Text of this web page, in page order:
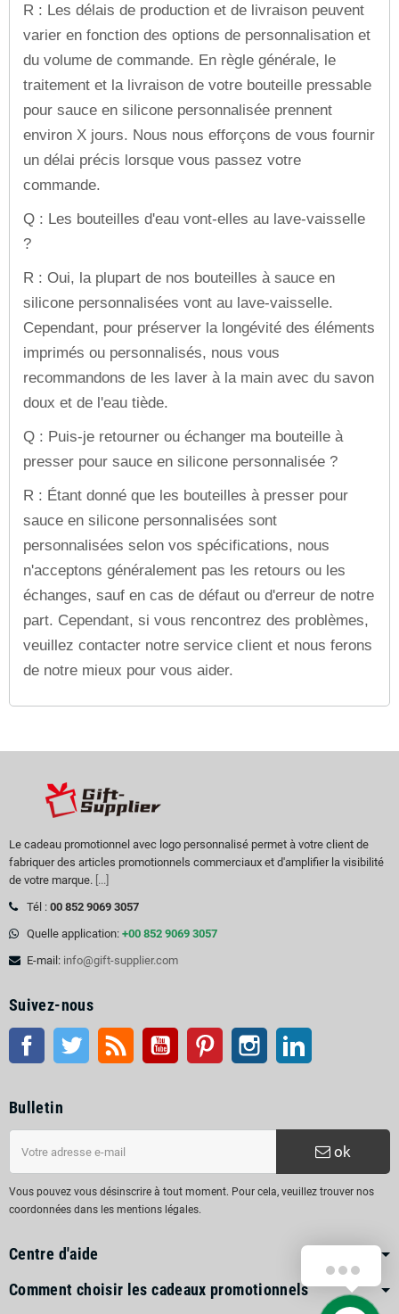
R : Les délais de production et de livraison peuvent
varier en fonction des options de personnalisation et
du volume de commande. En règle générale, le
traitement et la livraison de votre bouteille pressable
pour sauce en silicone personnalisée prennent
environ X jours. Nous nous efforçons de vous fournir
un délai précis lorsque vous passez votre
commande.
Q : Les bouteilles d'eau vont-elles au lave-vaisselle
?
R : Oui, la plupart de nos bouteilles à sauce en
silicone personnalisées vont au lave-vaisselle.
Cependant, pour préserver la longévité des éléments
imprimés ou personnalisés, nous vous
recommandons de les laver à la main avec du savon
doux et de l'eau tiède.
Q : Puis-je retourner ou échanger ma bouteille à
presser pour sauce en silicone personnalisée ?
R : Étant donné que les bouteilles à presser pour
sauce en silicone personnalisées sont
personnalisées selon vos spécifications, nous
n'acceptons généralement pas les retours ou les
échanges, sauf en cas de défaut ou d'erreur de notre
part. Cependant, si vous rencontrez des problèmes,
veuillez contacter notre service client et nous ferons
de notre mieux pour vous aider.
Le cadeau promotionnel avec logo personnalisé permet à votre client de
fabriquer des articles promotionnels commerciaux et d'amplifier la visibilité
de votre marque. [...]
Tél : 00 852 9069 3057
Quelle application: +00 852 9069 3057
E-mail: info@gift-supplier.com
Suivez-nous
Facebook Twitter RSS Youtube Pinterest Instagram
Bulletin
ok
Vous pouvez vous désinscrire à tout moment. Pour cela, veuillez trouver nos
coordonnées dans les mentions légales.
Centre d'aide
Comment choisir les cadeaux promotionnels